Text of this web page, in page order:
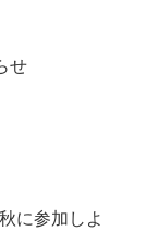
せ
に参加しよ